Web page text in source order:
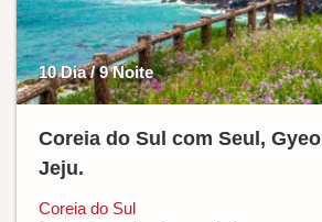
10 Dia / 9 Noite
Coreia do Sul com Seul,
Jeju.
Coreia do Sul